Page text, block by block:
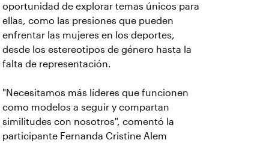
oportunidad de explorar temas únicos para
ellas, como las presiones que pueden
enfrentar las mujeres en los deportes,
desde los estereotipos de género hasta la
falta de representación.
"Necesitamos más líderes que funcionen
como modelos a seguir y compartan
similitudes con nosotros", comentó la
participante Fernanda Cristine Alem